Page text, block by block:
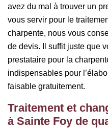
avez du mal à trouver un
vous servir pour le
charpente, nous vous
de devis. Il suffit juste que
prestataire pour la
indispensables pour
faisable gratuitement.
Traitement et
à Sainte Foy de